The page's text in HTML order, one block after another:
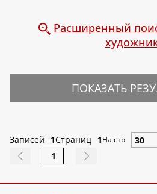
Расширенный
ПОКАЗАТЬ
Записей 1Страниц 1На стр
1